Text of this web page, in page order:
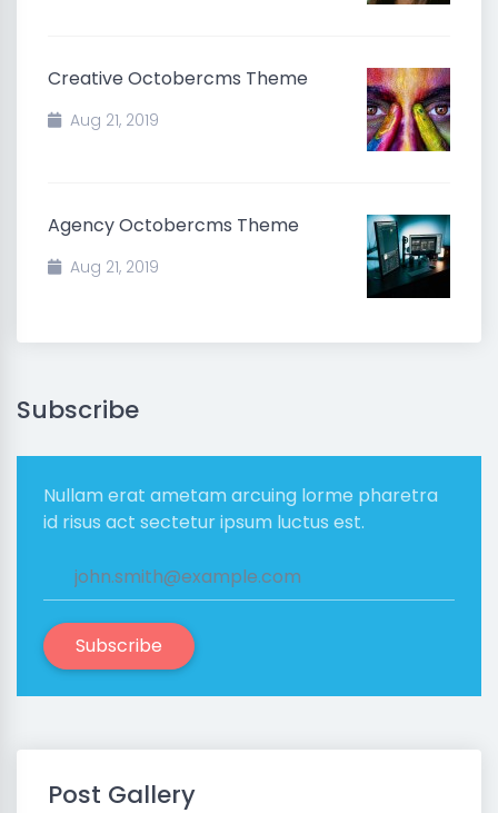
Creative Octobercms Theme
Aug 21, 2019
Agency Octobercms Theme
Aug 21, 2019
Subscribe
Nullam erat ametam arcuing lorme pharetra
id risus act sectetur ipsum luctus est.
Subscribe
Post Gallery